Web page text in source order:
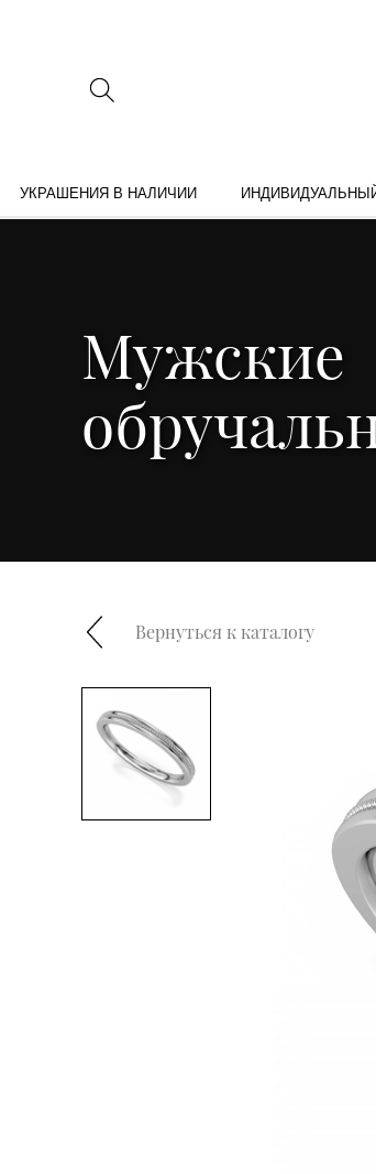
УКРАШЕНИЯ В НАЛИЧИИ
Мужские
Вернуться к каталогу